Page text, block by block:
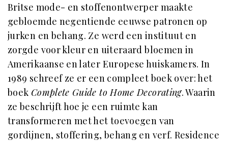
Britse mode- en stoffenontwerper maakte
gebloemde negentiende eeuwse patronen op
jurken en behang. Ze werd een instituut en
zorgde voor kleur en uiteraard bloemen in
Amerikaanse en later Europese huiskamers. In
1989 schreef ze er een compleet boek over: het
boek Complete Guide to Home Decorating. Waarin
ze beschrijft hoe je een ruimte kan
transformeren met het toevoegen van
gordijnen, stoffering, behang en verf. Residence